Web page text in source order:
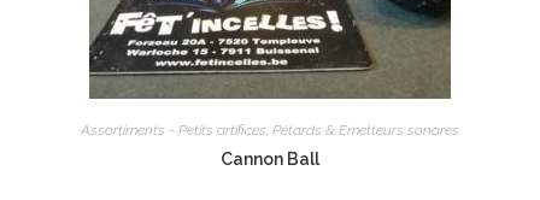
Assortiments - Petits artifices, Pétards & Emetteurs sonores
Cannon Ball